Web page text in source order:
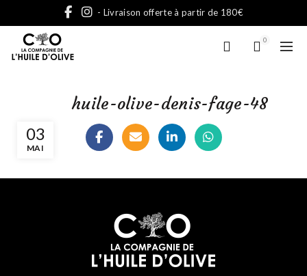
- Livraison offerte à partir de 180€
0
03
MAI
huile-olive-denis-fage-48